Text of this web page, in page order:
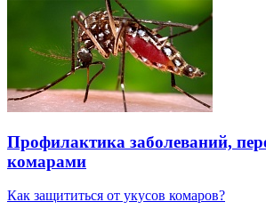
Профилактика заболеваний,
комарами
Как защититься от укусов комаров?